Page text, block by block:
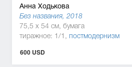
Анна Ходькова
Без названия, 2018
75,5 x 54 см, бумага
тиражное: 1/1, постмодернизм
600 USD